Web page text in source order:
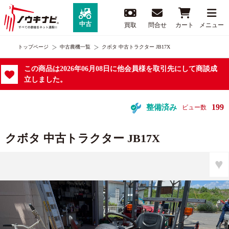
中古 買取 問合せ カート メニュー
トップページ 中古農機一覧 クボタ 中古トラクター JB17X
この商品は2026年06月08日に他会員様を取引先にして商談成
立しました。
整備済み ビュー数 199
クボタ 中古トラクター JB17X
♥